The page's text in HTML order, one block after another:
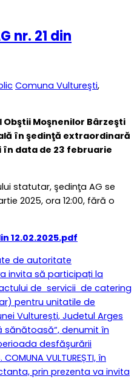
nr. 21 din
Comuna Vultureşti,
Moşnenilor Bârzeşti
în şedinţă extraordinară
în data de 23 februarie
statutar, şedinţa AG se
2025, ora 12:00, fără o
12.02.2025.pdf
de autoritate
invita să participați la
de servicii de catering
pentru unitatile de
Vulturești, Judetul Arges
sănătoasă“, denumit în
desfăşurării
COMUNA VULTUREȘTI, în
prin prezenta va invita